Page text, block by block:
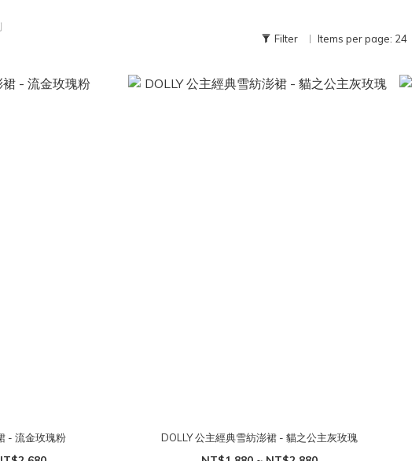
Filter Items per page: 24
- 流金玫瑰粉 DOLLY 公主經典雪紡澎裙 - 貓之公主灰玫瑰